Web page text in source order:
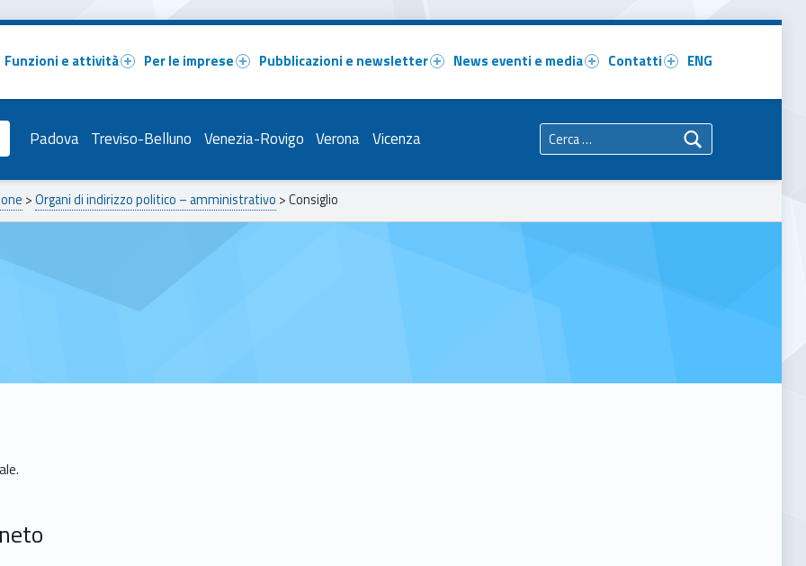
Funzioni e attività Per le imprese Pubblicazioni e newsletter News eventi e media Contatti ENG
Padova Treviso-Belluno Venezia-Rovigo Verona Vicenza
>Organi di indirizzo politico – amministrativo >Consiglio